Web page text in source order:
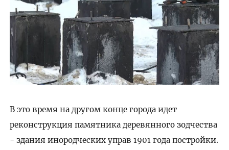
В это время на другом конце города идет
реконструкция памятника деревянного зодчества
- здания инородческих управ 1901 года постройки.